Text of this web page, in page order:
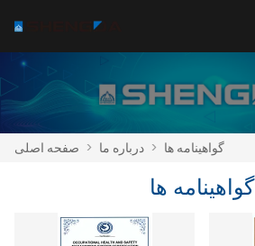
صفحه اصلی > درباره ما > گواهینامه ها
گواهینامه ها